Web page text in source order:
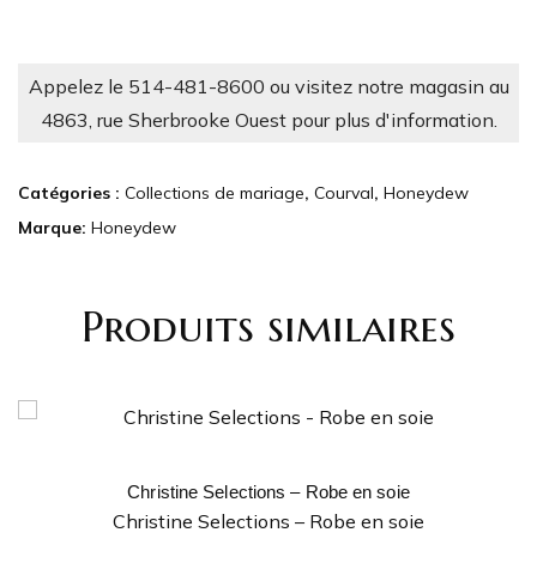
Appelez le 514-481-8600 ou visitez notre magasin au
4863, rue Sherbrooke Ouest pour plus d'information.
Catégories : Collections de mariage, Courval, Honeydew
Marque: Honeydew
Produits similaires
Christine Selections – Robe en soie
Christine Selections – Robe en soie